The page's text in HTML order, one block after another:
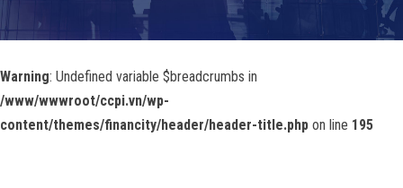
Warning: Undefined variable $breadcrumbs in
/www/wwwroot/ccpi.vn/wp-
content/themes/financity/header/header-title.php on line 195